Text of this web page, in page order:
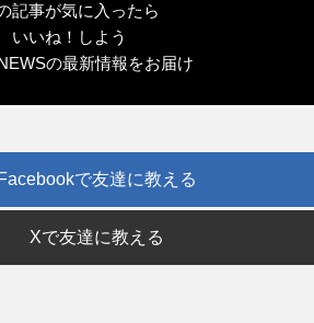
記事が気に入ったら
いいね！しよう
の最新情報をお届け
Facebookで友達に教える
Xで友達に教える